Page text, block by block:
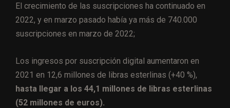
El crecimiento de las suscripciones ha continuado en
2022, y en marzo pasado había ya más de 740.000
suscripciones en marzo de 2022;
Los ingresos por suscripción digital aumentaron en
2021 en 12,6 millones de libras esterlinas (+40 %),
hasta llegar a los 44,1 millones de libras esterlinas
(52 millones de euros).